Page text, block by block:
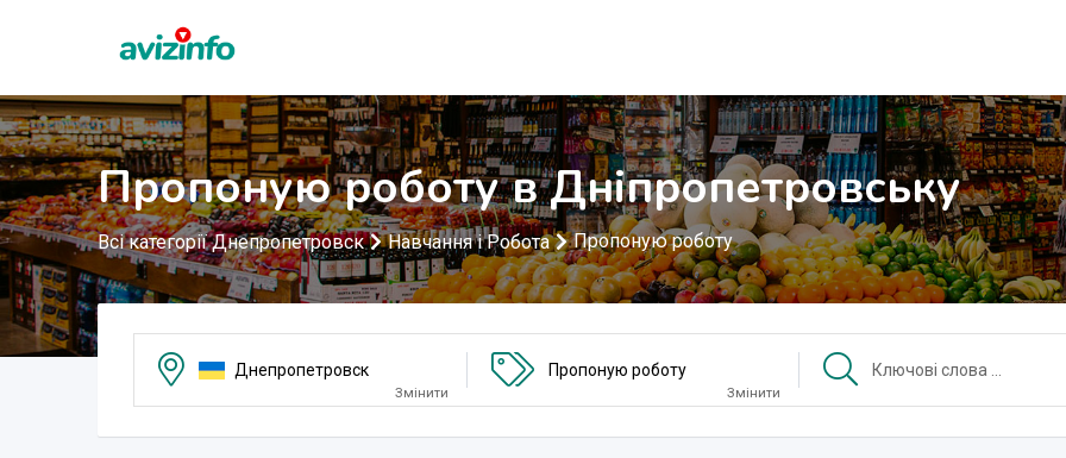
Пропоную роботу в Дніпропетровську
Всі категорії Днепропетровск Навчання і Робота Пропоную роботу
Днепропетровск
Змінити
Пропоную роботу
Змінити